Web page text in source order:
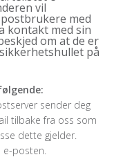
vil
med
kontakt med sin
om at de er
på
sender deg
tilbake fra oss som
dette gjelder.
e-posten.